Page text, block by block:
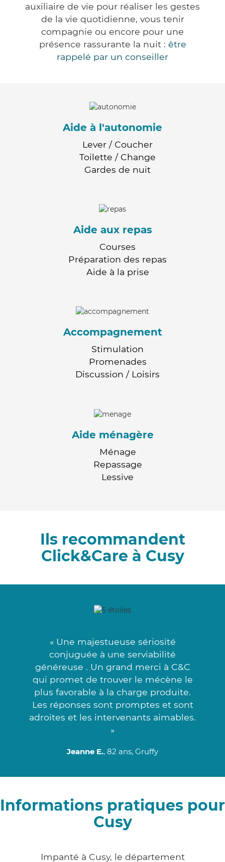
auxiliaire de vie pour réaliser les gestes
de la vie quotidienne, vous tenir
compagnie ou encore pour une
présence rassurante la nuit : être
rappelé par un conseiller
Aide à l'autonomie
Lever / Coucher
Toilette / Change
Gardes de nuit
Aide aux repas
Courses
Préparation des repas
Aide à la prise
Accompagnement
Stimulation
Promenades
Discussion / Loisirs
Aide ménagère
Ménage
Repassage
Lessive
Ils recommandent
Click&Care à Cusy
« Une majestueuse sériosité
conjuguée à une serviabilité
généreuse . Un grand merci à C&C
qui promet de trouver le mécène le
plus favorable à la charge produite.
Les réponses sont promptes et sont
adroites et les intervenants aimables.
»
Jeanne E., 82 ans, Gruffy
Informations pratiques pour
Cusy
Impanté à Cusy, le département